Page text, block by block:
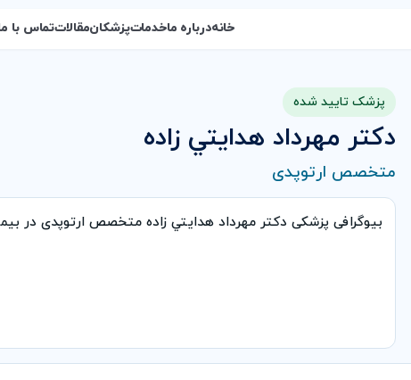
خانهدرباره ماخدماتپزشکانمقالاتتماس با
پزشک تایید شده
دكتر مهرداد هدايتي زاده
متخصص ارتوپدی
بیوگرافی پزشکی دكتر مهرداد هدايتي زاده متخصص ارتوپدی در